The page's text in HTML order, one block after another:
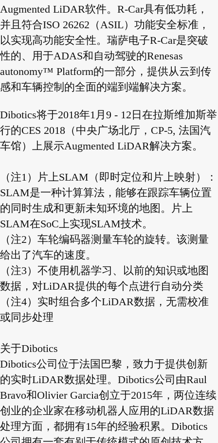
Augmented LiDAR软件。R-Car具有低功耗，
并且符合ISO 26262（ASIL）功能安全标准，
以实现高功能安全性。瑞萨电子R-Car是突破
性的、用于ADAS和自动驾驶的Renesas
autonomy™ Platform的一部分，提供从云到传
感和车辆控制的全面的端到端解决方案。
Dibotics将于2018年1月9 - 12日在拉斯维加斯举
行的CES 2018（中央广场北厅，CP-5, 法国汽
车馆）上展示Augmented LiDAR解决方案。
（注1）片上SLAM（即时定位和片上映射）：
SLAM是一种计算算法，能够在跟踪车辆位置
的同时生成和更新未知环境的地图。片上
SLAM在SoC上实现SLAM技术。
（注2）车轮编码器测量车轮的旋转。该测量
给出了汽车的速度。
（注3）不使用机器学习、以前的知识或地图
数据，对LiDAR提供的每个点进行自动分类
（注4）实时组合多个LiDAR数据，无需校准
或同步处理
关于Dibotics
Dibotics公司位于法国巴黎，致力于提供创新
的实时LiDAR数据处理。Dibotics公司由Raul
Bravo和Olivier Garcia创立于2015年，两位连续
创业的企业家在移动机器人应用的LiDAR数据
处理方面，都拥有15年的经验积累。Dibotics